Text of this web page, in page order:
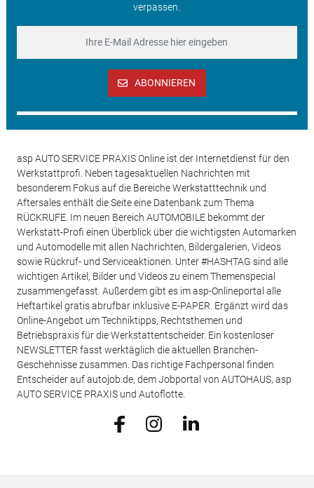
verpassen.
ABONNIEREN
asp AUTO SERVICE PRAXIS Online ist der Internetdienst für den
Werkstattprofi. Neben tagesaktuellen Nachrichten mit
besonderem Fokus auf die Bereiche Werkstatttechnik und
Aftersales enthält die Seite eine Datenbank zum Thema
RÜCKRUFE. Im neuen Bereich AUTOMOBILE bekommt der
Werkstatt-Profi einen Überblick über die wichtigsten Automarken
und Automodelle mit allen Nachrichten, Bildergalerien, Videos
sowie Rückruf- und Serviceaktionen. Unter #HASHTAG sind alle
wichtigen Artikel, Bilder und Videos zu einem Themenspecial
zusammengefasst. Außerdem gibt es im asp-Onlineportal alle
Heftartikel gratis abrufbar inklusive E-PAPER. Ergänzt wird das
Online-Angebot um Techniktipps, Rechtsthemen und
Betriebspraxis für die Werkstattentscheider. Ein kostenloser
NEWSLETTER fasst werktäglich die aktuellen Branchen-
Geschehnisse zusammen. Das richtige Fachpersonal finden
Entscheider auf autojob.de, dem Jobportal von AUTOHAUS, asp
AUTO SERVICE PRAXIS und Autoflotte.